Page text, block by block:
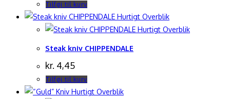
Tilføj til kurv
Hurtigt Overblik
Hurtigt Overblik
Steak kniv CHIPPENDALE
kr. 4,45
Tilføj til kurv
Hurtigt Overblik